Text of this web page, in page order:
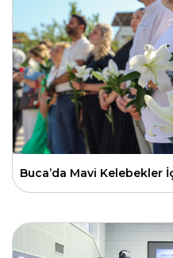
Buca’da Mavi Kelebekler